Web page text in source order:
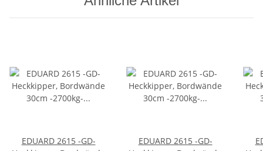
EDUARD 2615 -GD-
EDUARD 2615 -GD-